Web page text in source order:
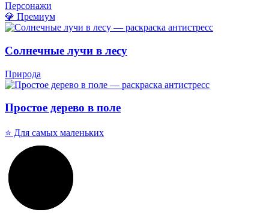
Персонажи
💎 Премиум
Солнечные лучи в лесу
Природа
Простое дерево в поле
⭐ Для самых маленьких